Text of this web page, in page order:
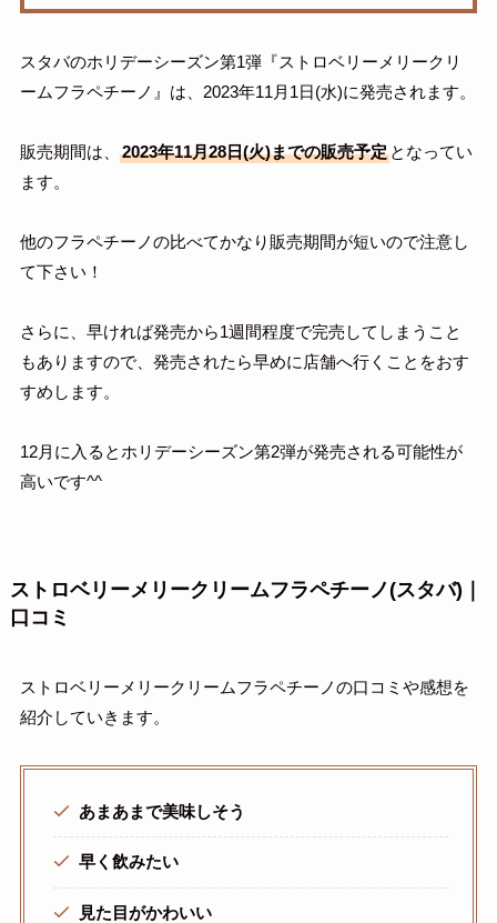
スタバのホリデーシーズン第1弾『ストロベリーメリークリ
ームフラペチーノ』は、2023年11月1日(水)に発売されます。
販売期間は、 2023年11月28日(火)までの販売予定となってい
ます。
他のフラペチーノの比べてかなり販売期間が短いので注意し
て下さい！
さらに、早ければ発売から1週間程度で完売してしまうこと
もありますので、発売されたら早めに店舗へ行くことをおす
すめします。
12月に入るとホリデーシーズン第2弾が発売される可能性が
高いです^^
ストロベリーメリークリームフラペチーノ(スタバ)｜
口コミ
ストロベリーメリークリームフラペチーノの口コミや感想を
紹介していきます。
あまあまで美味しそう
早く飲みたい
見た目がかわいい